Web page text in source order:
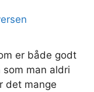
er både godt
som man aldri
det mange